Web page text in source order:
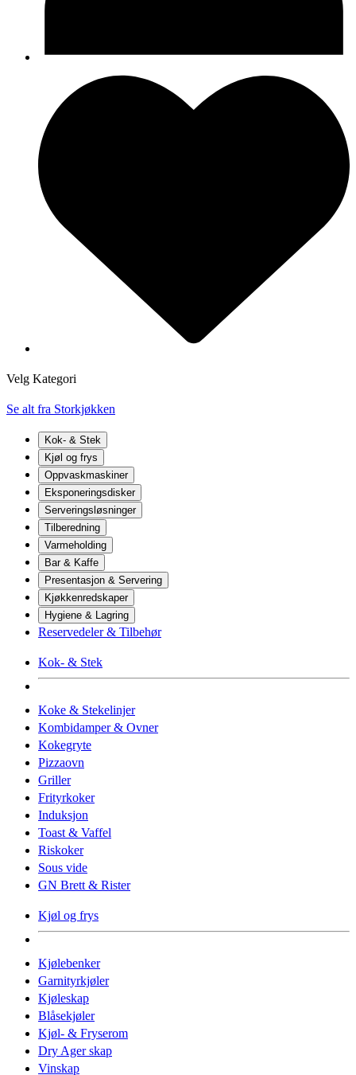
Velg Kategori
Se alt fra Storkjøkken
Kok- & Stek
Kjøl og frys
Oppvaskmaskiner
Eksponeringsdisker
Serveringsløsninger
Tilberedning
Varmeholding
Bar & Kaffe
Presentasjon & Servering
Kjøkkenredskaper
Hygiene & Lagring
Reservedeler & Tilbehør
Kok- & Stek
Koke & Stekelinjer
Kombidamper & Ovner
Kokegryte
Pizzaovn
Griller
Frityrkoker
Induksjon
Toast & Vaffel
Riskoker
Sous vide
GN Brett & Rister
Kjøl og frys
Kjølebenker
Garnityrkjøler
Kjøleskap
Blåsekjøler
Kjøl- & Fryserom
Dry Ager skap
Vinskap